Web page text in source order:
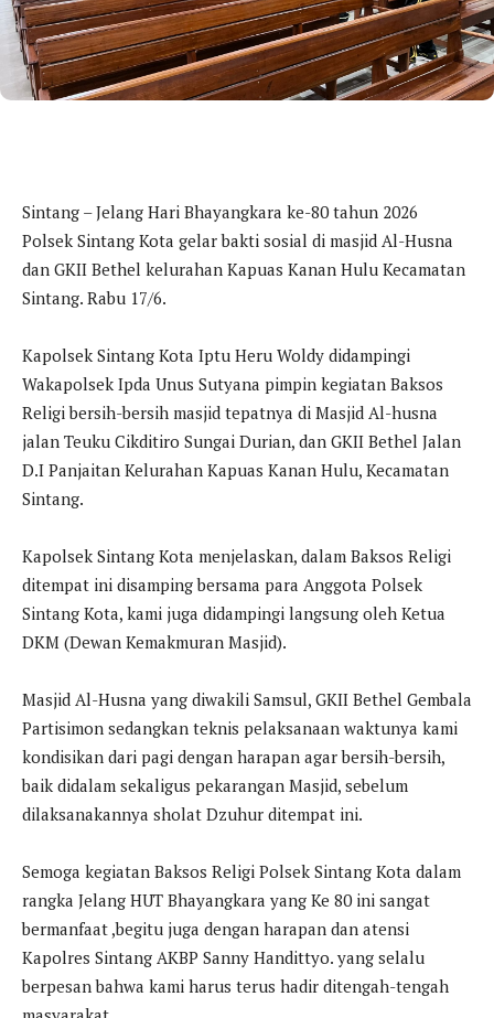
Sintang – Jelang Hari Bhayangkara ke-80 tahun 2026
Polsek Sintang Kota gelar bakti sosial di masjid Al-Husna
dan GKII Bethel kelurahan Kapuas Kanan Hulu Kecamatan
Sintang. Rabu 17/6.
Kapolsek Sintang Kota Iptu Heru Woldy didampingi
Wakapolsek Ipda Unus Sutyana pimpin kegiatan Baksos
Religi bersih-bersih masjid tepatnya di Masjid Al-husna
jalan Teuku Cikditiro Sungai Durian, dan GKII Bethel Jalan
D.I Panjaitan Kelurahan Kapuas Kanan Hulu, Kecamatan
Sintang.
Kapolsek Sintang Kota menjelaskan, dalam Baksos Religi
ditempat ini disamping bersama para Anggota Polsek
Sintang Kota, kami juga didampingi langsung oleh Ketua
DKM (Dewan Kemakmuran Masjid).
Masjid Al-Husna yang diwakili Samsul, GKII Bethel Gembala
Partisimon sedangkan teknis pelaksanaan waktunya kami
kondisikan dari pagi dengan harapan agar bersih-bersih,
baik didalam sekaligus pekarangan Masjid, sebelum
dilaksanakannya sholat Dzuhur ditempat ini.
Semoga kegiatan Baksos Religi Polsek Sintang Kota dalam
rangka Jelang HUT Bhayangkara yang Ke 80 ini sangat
bermanfaat ,begitu juga dengan harapan dan atensi
Kapolres Sintang AKBP Sanny Handittyo. yang selalu
berpesan bahwa kami harus terus hadir ditengah-tengah